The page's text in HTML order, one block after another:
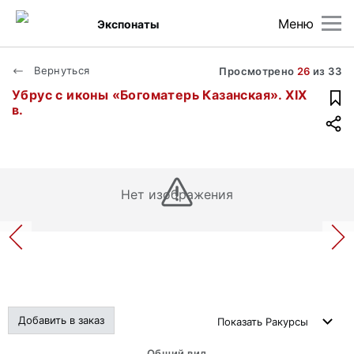
Меню
Экспонаты
Вернуться Просмотрено 26 из 33
Убрус с иконы «Богоматерь Казанская». XIX
в.
Нет изображения
Добавить в заказ Показать Ракурсы